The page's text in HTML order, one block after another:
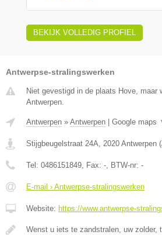
BEKIJK VOLLEDIG PROFIEL
Antwerpse-stralingswerken
Niet gevestigd in de plaats Hove, maar
Antwerpen.
Antwerpen » Antwerpen Google maps
Stijgbeugelstraat 24A 2020 Antwerpen (
Tel: 0486151849 , Fax: - , BTW-nr: -
E-mail › Antwerpse-stralingswerken
Website: https://www.antwerpse-
Wenst u iets te zandstralen, uw zolder,